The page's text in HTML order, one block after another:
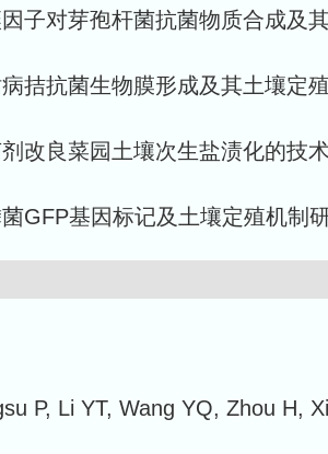
子对芽孢杆菌抗菌物质合成及
拮抗菌生物膜形成及其土壤定
改良菜园土壤次生盐渍化的技
GFP基因标记及土壤定殖机制
P, Li YT, Wang YQ, Zhou H,